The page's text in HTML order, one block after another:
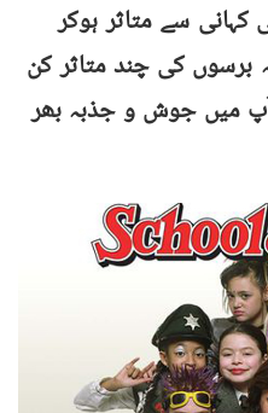
سے متاثر ہوکر
برسوں کی چند متاثر کن
میں جوش و جذبہ بھر